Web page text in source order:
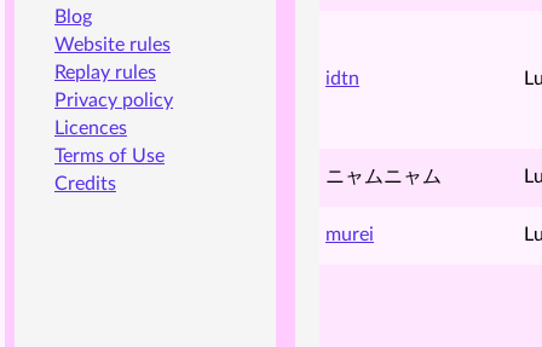
Blog
Website rules
Replay rules
Privacy policy
Licences
Terms of Use
Credits
idtn
ニャムニャム
murei